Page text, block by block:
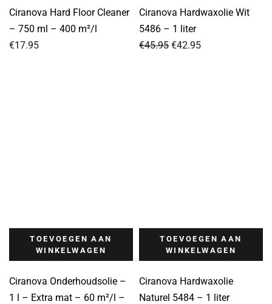
Ciranova Hard Floor Cleaner
– 750 ml – 400 m²/l
€17.95
Ciranova Hardwaxolie Wit
5486 – 1 liter
€45.95
Oorspronkelijke
€42.95
Huidige
TOEVOEGEN AAN
WINKELWAGEN
Ciranova Onderhoudsolie –
1 l – Extra mat – 60 m²/l –
TOEVOEGEN AAN
WINKELWAGEN
Ciranova Hardwaxolie
Naturel 5484 – 1 liter